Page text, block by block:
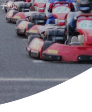
予約